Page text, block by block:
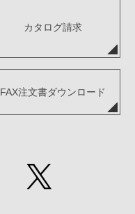
カタログ請求
FAX注文書ダウンロード